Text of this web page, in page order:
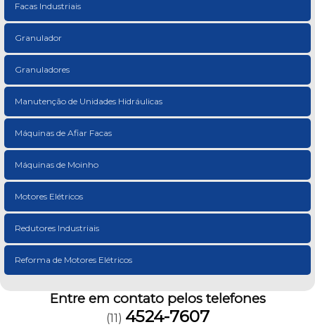
Facas Industriais
Granulador
Granuladores
Manutenção de Unidades Hidráulicas
Máquinas de Afiar Facas
Máquinas de Moinho
Motores Elétricos
Redutores Industriais
Reforma de Motores Elétricos
Entre em contato pelos telefones
(11) 4524-7607